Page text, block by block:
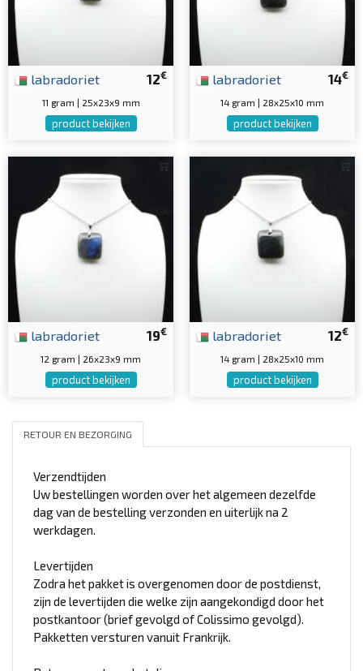
12€
labradoriet
11 gram | 25x23x9 mm
product bekijken
14€
labradoriet
14 gram | 28x25x10 mm
product bekijken
19€
labradoriet
12 gram | 26x23x9 mm
product bekijken
12€
labradoriet
14 gram | 28x25x10 mm
product bekijken
RETOUR EN BEZORGING
Verzendtijden
Uw bestellingen worden over het algemeen dezelfde
dag van de bestelling verzonden en uiterlijk na 2
werkdagen.
Levertijden
Zodra het pakket is overgenomen door de postdienst,
zijn de levertijden die welke zijn aangekondigd door het
postkantoor (brief gevolgd of Colissimo gevolgd).
Pakketten versturen vanuit Frankrijk.